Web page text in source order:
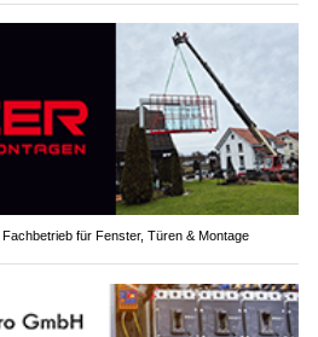
für Fenster, Türen & Montage